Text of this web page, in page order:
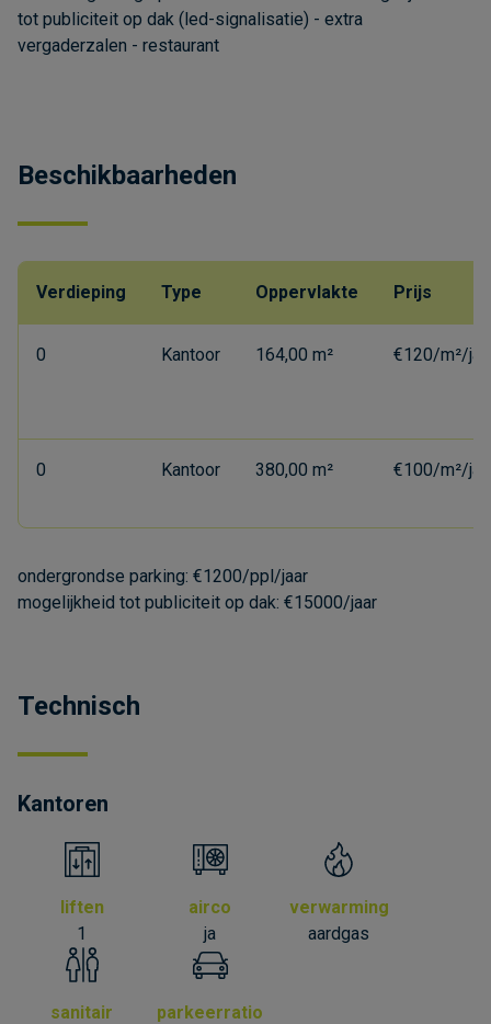
tot publiciteit op dak (led-signalisatie) - extra
vergaderzalen - restaurant
Beschikbaarheden
Verdieping Type Oppervlakte Prijs
0 Kantoor 164,00 m² €120/m²/
0 Kantoor 380,00 m² €100/m²/
ondergrondse parking: €1200/ppl/jaar
mogelijkheid tot publiciteit op dak: €15000/jaar
Technisch
Kantoren
liften
1
airco
ja
verwarming
aardgas
sanitair
parkeerratio